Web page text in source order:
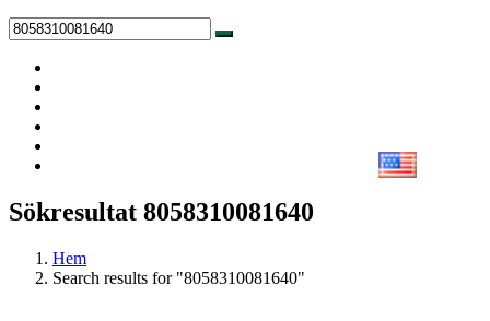
Sökresultat 8058310081640
Hem
Search results for "8058310081640"